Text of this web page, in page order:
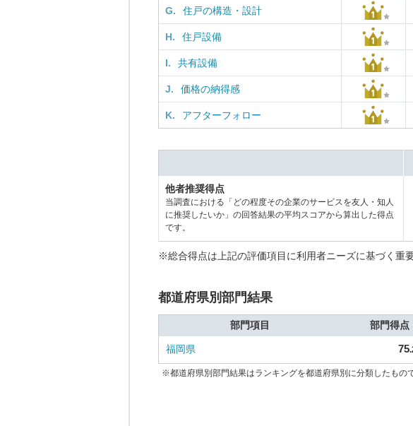
G. 住戸の構造・設計
H. 住戸設備
I. 共有設備
J. 価格の納得感
K. アフターフォロー
他者推奨得点
当調査における「どの程度その企業のサービスを友人・知人
に推奨したいか」の回答結果の平均スコアから算出した得点
です。
※総合得点は上記の評価項目に利用者ニーズに基づく重
都道府県別部門結果
部門項目 部門得点
福岡県 75
※都道府県別部門結果はランキングを都道府県別に分類したもので